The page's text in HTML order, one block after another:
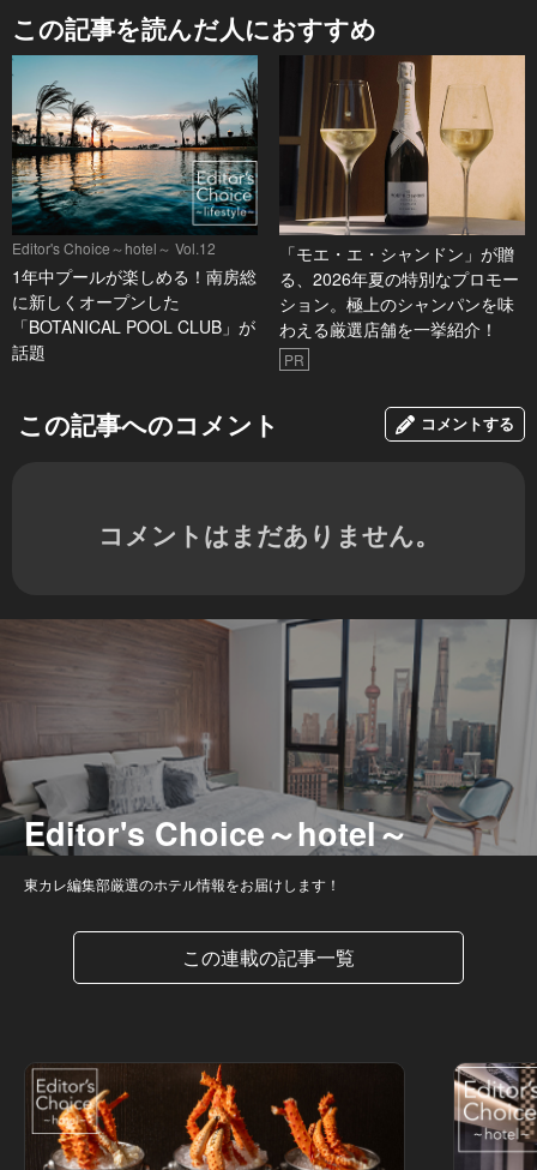
この記事を読んだ人におすすめ
Editor's Choice～hotel～ Vol.12
1年中プールが楽しめる！南房総
に新しくオープンした
「BOTANICAL POOL CLUB」が
話題
「モエ・エ・シャンドン」が贈
る、2026年夏の特別なプロモー
ション。極上のシャンパンを味
わえる厳選店舗を一挙紹介！
PR
この記事へのコメント コメントする
コメントはまだありません。
Editor's Choice～hotel～
東カレ編集部厳選のホテル情報をお届けします！
この連載の記事一覧